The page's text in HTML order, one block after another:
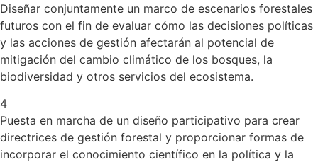
Diseñar conjuntamente un marco de escenarios forestales
futuros con el fin de evaluar cómo las decisiones políticas
y las acciones de gestión afectarán al potencial de
mitigación del cambio climático de los bosques, la
biodiversidad y otros servicios del ecosistema.
4
Puesta en marcha de un diseño participativo para crear
directrices de gestión forestal y proporcionar formas de
incorporar el conocimiento científico en la política y la